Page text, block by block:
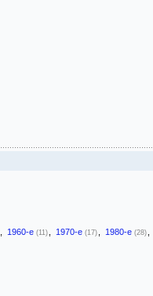
1960-е (11) 1970-е (17) 1980-е (28)